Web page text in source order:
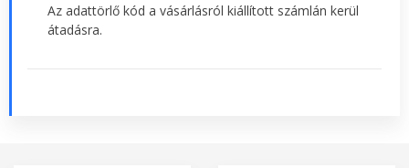
Az adattörlő kód a vásárlásról kiállított számlán kerül
átadásra.